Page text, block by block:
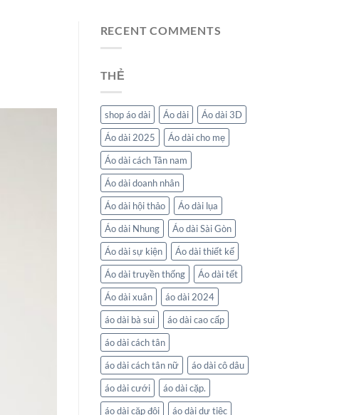
RECENT COMMENTS
THẺ
shop áo dài Áo dài
Áo dài 3D
Áo dài 2025
Áo dài cho mẹ
Áo dài cách Tân nam
Áo dài doanh nhân
Áo dài hội thảo
Áo dài lụa
Áo dài Nhung
Áo dài Sài Gòn
Áo dài sự kiện
Áo dài thiết kế
Áo dài truyền thống
Áo dài tết
Áo dài xuân
áo dài 2024
áo dài bà sui
áo dài cao cấp
áo dài cách tân
áo dài cách tân nữ
áo dài cô dâu
áo dài cưới
áo dài cặp.
áo dài cặp đôi
áo dài dự tiệc